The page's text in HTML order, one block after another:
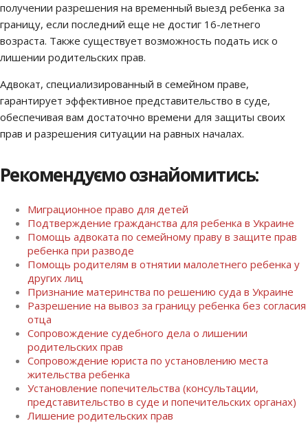
получении разрешения на временный выезд ребенка за
границу, если последний еще не достиг 16-летнего
возраста. Также существует возможность подать иск о
лишении родительских прав.
Адвокат, специализированный в семейном праве,
гарантирует эффективное представительство в суде,
обеспечивая вам достаточно времени для защиты своих
прав и разрешения ситуации на равных началах.
Рекомендуємо ознайомитись:
Миграционное право для детей
Подтверждение гражданства для ребенка в Украине
Помощь адвоката по семейному праву в защите прав
ребенка при разводе
Помощь родителям в отнятии малолетнего ребенка у
других лиц
Признание материнства по решению суда в Украине
Разрешение на вывоз за границу ребенка без согласия
отца
Сопровождение судебного дела о лишении
родительских прав
Сопровождение юриста по установлению места
жительства ребенка
Установление попечительства (консультации,
представительство в суде и попечительских органах)
Лишение родительских прав